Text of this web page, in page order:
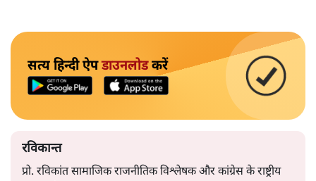
सत्य हिन्दी ऐपडाउनलोडकरें
रविकान्त
प्रो. रविकांत सामाजिक राजनीतिक विश्लेषक और कांग्रेस के राष्ट्रीय